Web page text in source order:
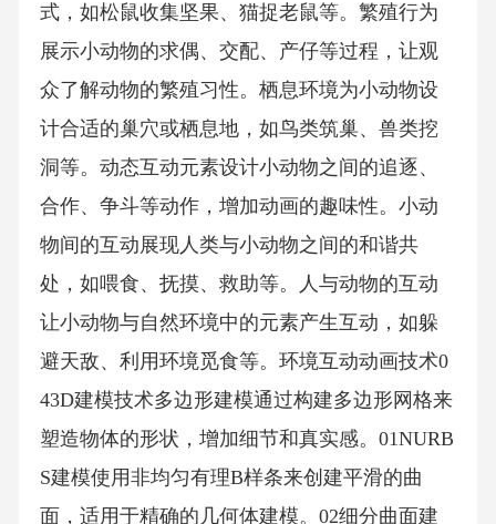
式，如松鼠收集坚果、猫捉老鼠等。繁殖行为
展示小动物的求偶、交配、产仔等过程，让观
众了解动物的繁殖习性。栖息环境为小动物设
计合适的巢穴或栖息地，如鸟类筑巢、兽类挖
洞等。动态互动元素设计小动物之间的追逐、
合作、争斗等动作，增加动画的趣味性。小动
物间的互动展现人类与小动物之间的和谐共
处，如喂食、抚摸、救助等。人与动物的互动
让小动物与自然环境中的元素产生互动，如躲
避天敌、利用环境觅食等。环境互动动画技术0
43D建模技术多边形建模通过构建多边形网格来
塑造物体的形状，增加细节和真实感。01NURB
S建模使用非均匀有理B样条来创建平滑的曲
面，适用于精确的几何体建模。02细分曲面建